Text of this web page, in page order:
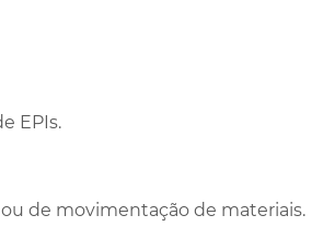
EPIs.
de movimentação de materiais.